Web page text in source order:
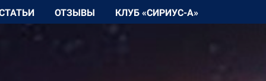
ОТЗЫВЫ КЛУБ «СИРИУС-А»